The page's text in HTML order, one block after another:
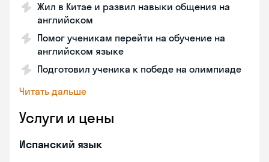
Жил в Китае и развил навыки общения на
английском
Помог ученикам перейти на обучение на
английском языке
Подготовил ученика к победе на олимпиаде
Читать дальше
Услуги и цены
Испанский язык